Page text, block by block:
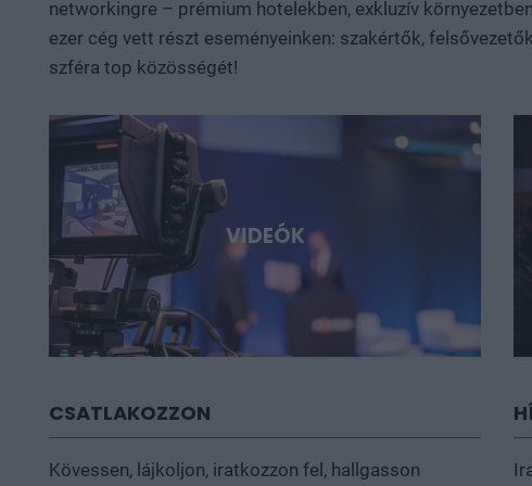
networkingre – prémium hotelekben, exkluzív
ezer cég vett részt eseményeinken: szakértők,
szféra top közösségét!
VIDEÓK
CSATLAKOZZON
Kövessen, lájkoljon, iratkozzon fel, hallgasson